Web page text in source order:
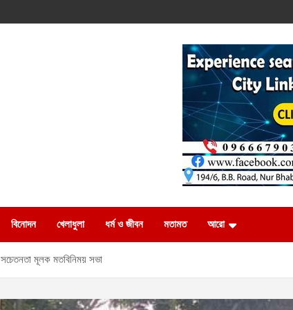
বিনোদন খেলাধুলা ধর্ম ও জীবন মতামত আরো
মূলক মতবিনিময় সভা